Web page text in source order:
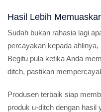
Hasil Lebih
Sudah bukan rahasia lagi
percayakan kepada
Begitu pula ketika Anda
ditch, pastikan
Produsen terbaik siap
produk u-ditch dengan hasil